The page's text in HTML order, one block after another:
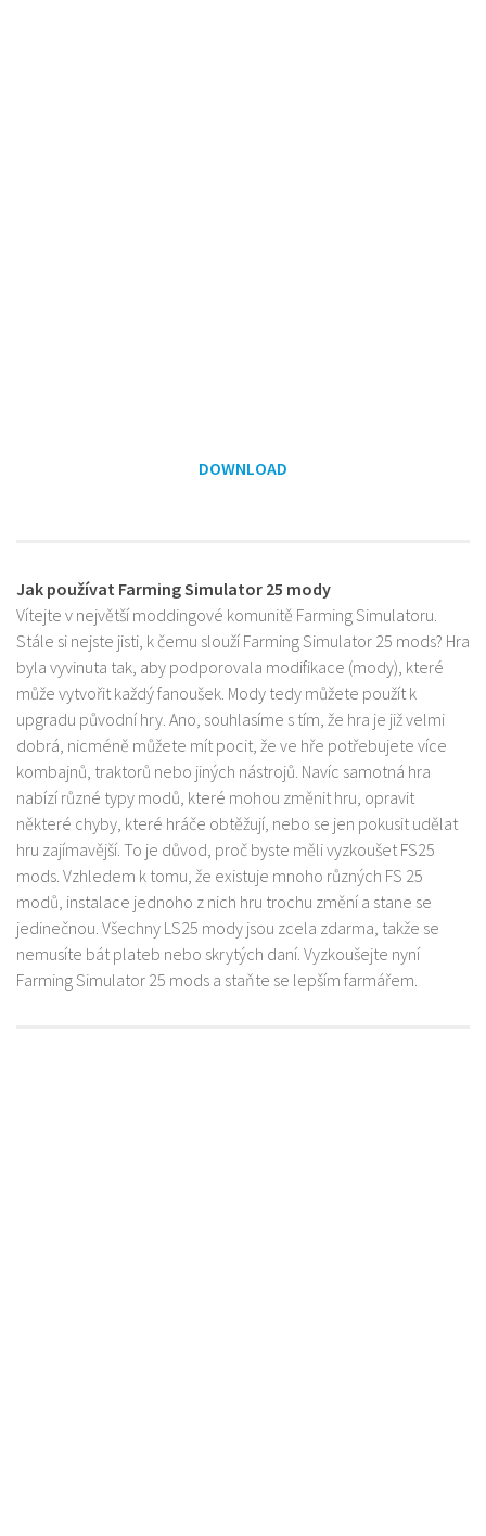
DOWNLOAD
Jak používat Farming Simulator 25 mody
Vítejte v největší moddingové komunitě Farming Simulatoru.
Stále si nejste jisti, k čemu slouží Farming Simulator 25 mods? Hra
byla vyvinuta tak, aby podporovala modifikace (mody), které
může vytvořit každý fanoušek. Mody tedy můžete použít k
upgradu původní hry. Ano, souhlasíme s tím, že hra je již velmi
dobrá, nicméně můžete mít pocit, že ve hře potřebujete více
kombajnů, traktorů nebo jiných nástrojů. Navíc samotná hra
nabízí různé typy modů, které mohou změnit hru, opravit
některé chyby, které hráče obtěžují, nebo se jen pokusit udělat
hru zajímavější. To je důvod, proč byste měli vyzkoušet FS25
mods. Vzhledem k tomu, že existuje mnoho různých FS 25
modů, instalace jednoho z nich hru trochu změní a stane se
jedinečnou. Všechny LS25 mody jsou zcela zdarma, takže se
nemusíte bát plateb nebo skrytých daní. Vyzkoušejte nyní
Farming Simulator 25 mods a staňte se lepším farmářem.